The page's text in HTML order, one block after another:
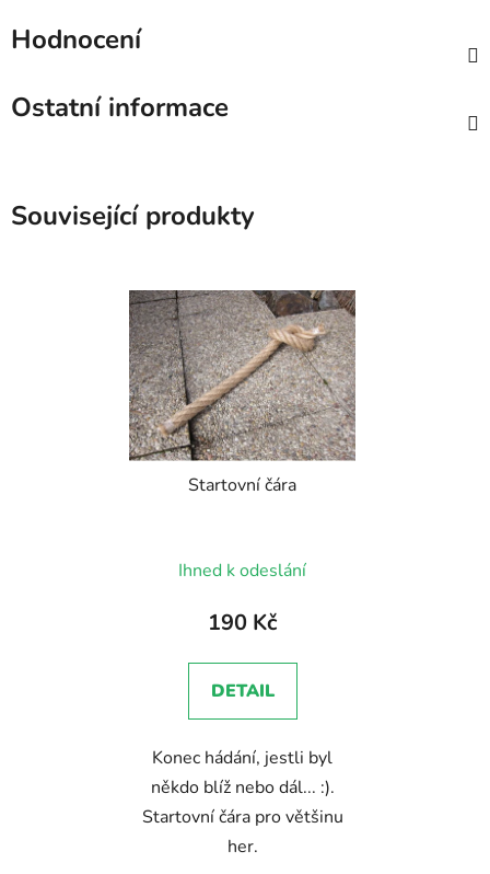
Hodnocení
Ostatní informace
Související produkty
Startovní čára
hodnocení
produktu
5,0
z
hvězdiček.
Ihned k odeslání
190 Kč
DETAIL
Konec hádání, jestli byl
někdo blíž nebo dál... :).
Startovní čára pro většinu
her.